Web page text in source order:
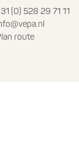
(0) 528 29 71 11
route